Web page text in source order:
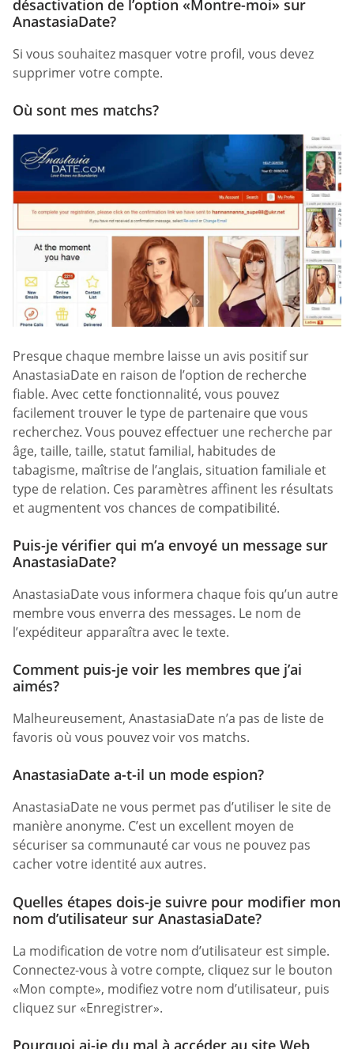
désactivation de l’option «Montre-moi» sur
AnastasiaDate?
Si vous souhaitez masquer votre profil, vous devez
supprimer votre compte.
Où sont mes matchs?
Presque chaque membre laisse un avis positif sur
AnastasiaDate en raison de l’option de recherche
fiable. Avec cette fonctionnalité, vous pouvez
facilement trouver le type de partenaire que vous
recherchez. Vous pouvez effectuer une recherche par
âge, taille, taille, statut familial, habitudes de
tabagisme, maîtrise de l’anglais, situation familiale et
type de relation. Ces paramètres affinent les résultats
et augmentent vos chances de compatibilité.
Puis-je vérifier qui m’a envoyé un message sur
AnastasiaDate?
AnastasiaDate vous informera chaque fois qu’un autre
membre vous enverra des messages. Le nom de
l’expéditeur apparaîtra avec le texte.
Comment puis-je voir les membres que j’ai
aimés?
Malheureusement, AnastasiaDate n’a pas de liste de
favoris où vous pouvez voir vos matchs.
AnastasiaDate a-t-il un mode espion?
AnastasiaDate ne vous permet pas d’utiliser le site de
manière anonyme. C’est un excellent moyen de
sécuriser sa communauté car vous ne pouvez pas
cacher votre identité aux autres.
Quelles étapes dois-je suivre pour modifier mon
nom d’utilisateur sur AnastasiaDate?
La modification de votre nom d’utilisateur est simple.
Connectez-vous à votre compte, cliquez sur le bouton
«Mon compte», modifiez votre nom d’utilisateur, puis
cliquez sur «Enregistrer».
Pourquoi ai-je du mal à accéder au site Web